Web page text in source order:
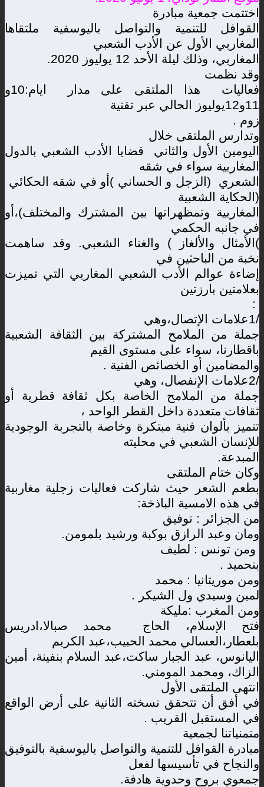
اختتمت جمعية مبادرة
القوافل للتنمية والتواصل باليوسفية ملتقاها
المغاربي الأول عن الأدب الشعبي
المغاربي، وذلك ليلة الأحد 12 يوليوز 2020
.
وقد نظمت
فعاليات هذا الملتقى على مدار ايام:10و
11و12يوليوز الحالي عبر تقنية
زوم .
وتدارس الملتقى خلال
اليومين الأول والثاني قضايا الأدب الشعبي بالدول
المغاربية سواء في شقه
الشعري (الزجل و الحساني )أو في شقه الحكائي
(الحكاية الشعبية
المغاربية وتمظهراتها بين المشترك والمختلف)،أو
في جانبه الحكمي
( الأمثال والألغاز ) والغناء الشعبي. وقد ساهمت
نخبة من الباحثين في
إضاءة عوالم الأدب الشعبي المغاربي التي تميزت
بعلامتين بارزتين
:
1/علامات الإتصال،وهي
جملة من الملامح المشتركة بين الثقافة الشعبية
باقطارنا، سواء على مستوى القيم
والمضامين أو الخصائص الفنية .
2/علامات الإنفصال، وهي
جملة من الملامح الخاصة بكل ثقافة قطرية أو
ثقافات متعددة داخل القطر الواحد ،
تتميز بألوان فنية مبتكرة وخاصة بالتجربة الوجودية
للإنسان الشعبي في محليته
المبدعة.
وكان ختام الملتقى
بطعم الشعر حيث شاركت فعاليات زجلية مغاربية
في هذه الامسية الباذخة:
من الجزائر : توفيق
ومان وعبد الرازق بوكبة ورشيد بلمومن.
ومن تونس : لطيف
بنحميد .
ومن موريتانيا : محمد
لمين وسيدي ول الشيكر .
ومن المغرب :مليكة
فتح الإسلام، الحاج محمد صبالا،ادريس
بلعطار،العسالي محمد الحبيب،عبد الكريم
اليانوس، عبد الجبار ساكت،عبد السلام بنفينة، أمين
الزاك، ومحمد المومني.
انتهى الملتقى الأول
في أفق أن تتحقق نسخته الثانية على أرض الواقع
في المستقبل القريب .
متمنياتنا لجمعية
مبادرة القوافل للتنمية والتواصل باليوسفية بالتوفيق
والنجاح في تأسيسها لفعل
جمعوي بروح وحدوية هادفة.